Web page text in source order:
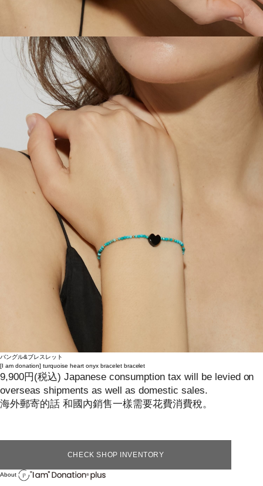
バングル&ブレスレット
[I am donation] turquoise heart onyx bracelet bracelet
9,900円 (税込) Japanese consumption tax will be levied on
overseas shipments as well as domestic sales.
海外郵寄的話 和國內銷售一樣需要花費消費稅。
CHECK SHOP INVENTORY
About